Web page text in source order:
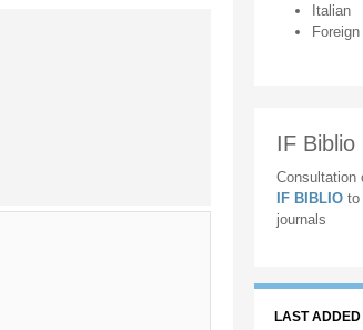
Italian
Foreign
IF Biblio
Consultation
IF BIBLIO to
journals
LAST ADDED